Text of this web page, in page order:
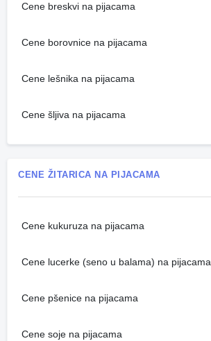
Cene breskvi na pijacama
Cene borovnice na pijacama
Cene lešnika na pijacama
Cene šljiva na pijacama
CENE ŽITARICA NA PIJACAMA
Cene kukuruza na pijacama
Cene lucerke (seno u balama) na pijacama
Cene pšenice na pijacama
Cene soje na pijacama